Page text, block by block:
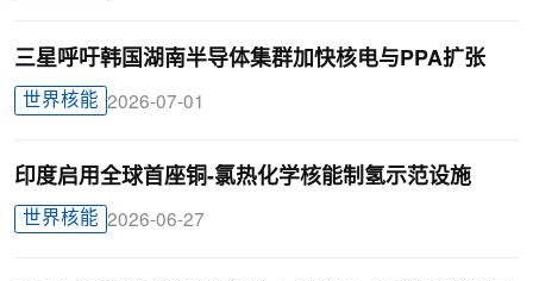
三星呼吁韩国湖南半导体集群加快核电与PPA扩张
世界核能 2026-07-01
印度启用全球首座铜-氯热化学核能制氢示范设施
世界核能 2026-06-27